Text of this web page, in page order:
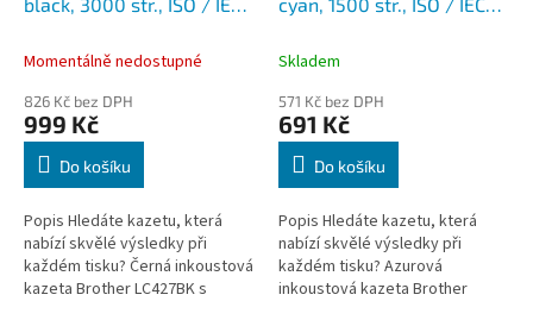
black, 3000 str., ISO / IEC
Momentálně nedostupné
826 Kč bez DPH
999 Kč
Do košíku
Popis Hledáte kazetu, která
nabízí skvělé výsledky při
každém tisku? Černá inkoustová
kazeta Brother LC427BK s
cyan, 1500 str., ISO / IEC
Skladem
571 Kč bez DPH
691 Kč
Do košíku
Popis Hledáte kazetu, která
nabízí skvělé výsledky při
každém tisku? Azurová
inkoustová kazeta Brother